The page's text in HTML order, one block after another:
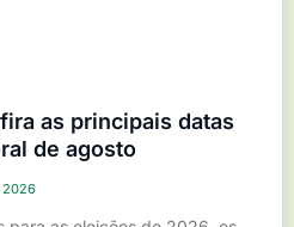
as principais datas
de agosto
2026